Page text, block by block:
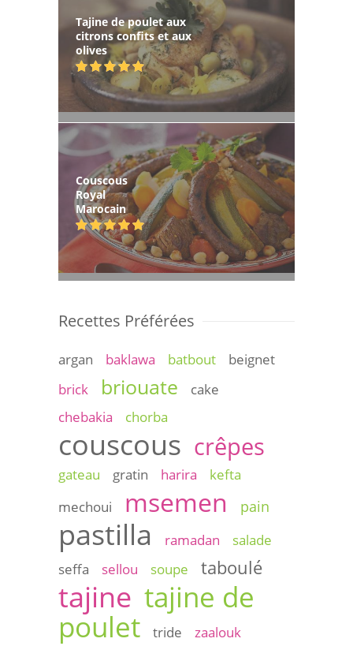
Tajine de poulet aux
citrons confits et aux
olives
Couscous
Royal
Marocain
Recettes Préférées
argan baklawa batbout
beignet
brick
briouate
cake
chebakia
chorba
couscous crêpes
gateau gratin harira
kefta
mechoui
msemen pain
pastilla ramadan
salade
seffa
sellou soupe taboulé
tajine tajine de
poulet
tride
zaalouk